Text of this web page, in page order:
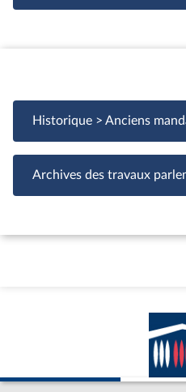
Historique > Anciens
Archives des travaux